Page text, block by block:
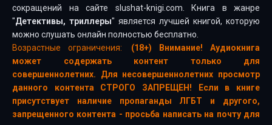
сокращений на сайте slushat-knigi.com. Книга в жанре
"Детективы, триллеры" является лучшей книгой, которую
можно слушать онлайн полностью бесплатно.
Возрастные ограничения:
(18+) Внимание! Аудиокнига
может содержать контент только для
совершеннолетних. Для несовершеннолетних просмотр
данного контента СТРОГО ЗАПРЕЩЕН! Если в книге
присутствует наличие пропаганды ЛГБТ и другого,
запрещенного контента - просьба написать на почту для